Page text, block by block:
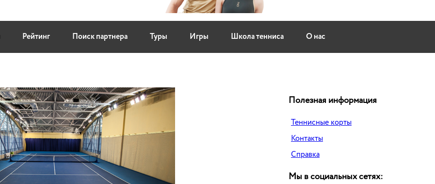
Рейтинг Поиск партнера Туры Игры Школа тенниса О нас
Полезная информация
Теннисные корты
Контакты
Справка
Мы в социальных сетях: